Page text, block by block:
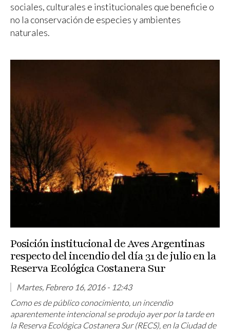
sociales, culturales e institucionales que beneficie o
no la conservación de especies y ambientes
naturales.
Posición institucional de Aves Argentinas
respecto del incendio del día 31 de julio en la
Reserva Ecológica Costanera Sur
Martes, Febrero 16, 2016 - 12:43
Como es de público conocimiento, un incendio
aparentemente intencional se produjo ayer por la tarde en
la Reserva Ecológica Costanera Sur (RECS), en la Ciudad de